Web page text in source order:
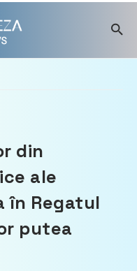
din
ale
în Regatul
putea